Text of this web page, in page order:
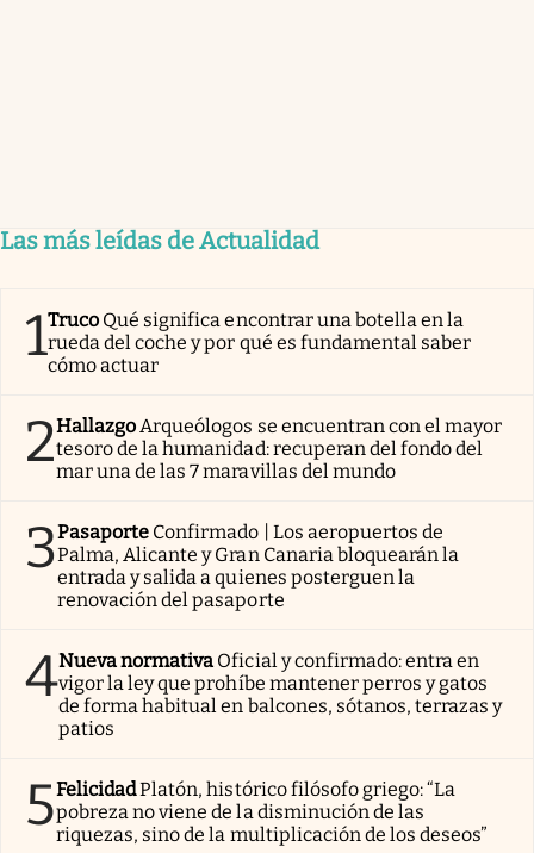
Las más leídas de Actualidad
1Truco Qué significa encontrar una botella en la
rueda del coche y por qué es fundamental saber
cómo actuar
2Hallazgo Arqueólogos se encuentran con el mayor
tesoro de la humanidad: recuperan del fondo del
mar una de las 7 maravillas del mundo
3Pasaporte Confirmado | Los aeropuertos de
Palma, Alicante y Gran Canaria bloquearán la
entrada y salida a quienes posterguen la
renovación del pasaporte
4Nueva normativa Oficial y confirmado: entra en
vigor la ley que prohíbe mantener perros y gatos
de forma habitual en balcones, sótanos, terrazas y
patios
5FelicidadPlatón, histórico filósofo griego: “La
pobreza no viene de la disminución de las
riquezas, sino de la multiplicación de los deseos”